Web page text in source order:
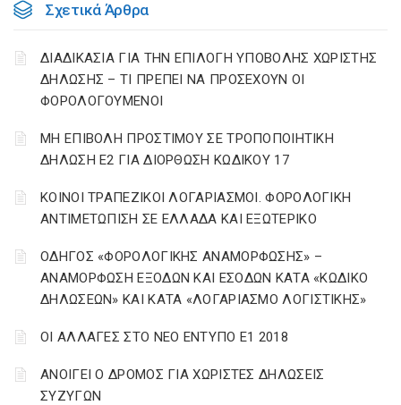
Σχετικά Άρθρα
ΔΙΑΔΙΚΑΣΙΑ ΓΙΑ ΤΗΝ ΕΠΙΛΟΓΗ ΥΠΟΒΟΛΗΣ ΧΩΡΙΣΤΗΣ
ΔΗΛΩΣΗΣ – ΤΙ ΠΡΕΠΕΙ ΝΑ ΠΡΟΣΕΧΟΥΝ ΟΙ
ΦΟΡΟΛΟΓΟΥΜΕΝΟΙ
ΜΗ ΕΠΙΒΟΛΗ ΠΡΟΣΤΙΜΟΥ ΣΕ ΤΡΟΠΟΠΟΙΗΤΙΚΗ
ΔΗΛΩΣΗ Ε2 ΓΙΑ ΔΙΟΡΘΩΣΗ ΚΩΔΙΚΟΥ 17
ΚΟΙΝΟΙ ΤΡΑΠΕΖΙΚΟΙ ΛΟΓΑΡΙΑΣΜΟΙ. ΦΟΡΟΛΟΓΙΚΗ
ΑΝΤΙΜΕΤΩΠΙΣΗ ΣΕ ΕΛΛΑΔΑ ΚΑΙ ΕΞΩΤΕΡΙΚΟ
ΟΔΗΓΟΣ «ΦΟΡΟΛΟΓΙΚΗΣ ΑΝΑΜΟΡΦΩΣΗΣ» –
ΑΝΑΜΟΡΦΩΣΗ ΕΞΟΔΩΝ ΚΑΙ ΕΣΟΔΩΝ ΚΑΤΑ «ΚΩΔΙΚΟ
ΔΗΛΩΣΕΩΝ» ΚΑΙ ΚΑΤΑ «ΛΟΓΑΡΙΑΣΜΟ ΛΟΓΙΣΤΙΚΗΣ»
ΟΙ ΑΛΛΑΓΕΣ ΣΤΟ ΝΕΟ ΕΝΤΥΠΟ Ε1 2018
ΑΝΟΙΓΕΙ Ο ΔΡΟΜΟΣ ΓΙΑ ΧΩΡΙΣΤΕΣ ΔΗΛΩΣΕΙΣ
ΣΥΖΥΓΩΝ